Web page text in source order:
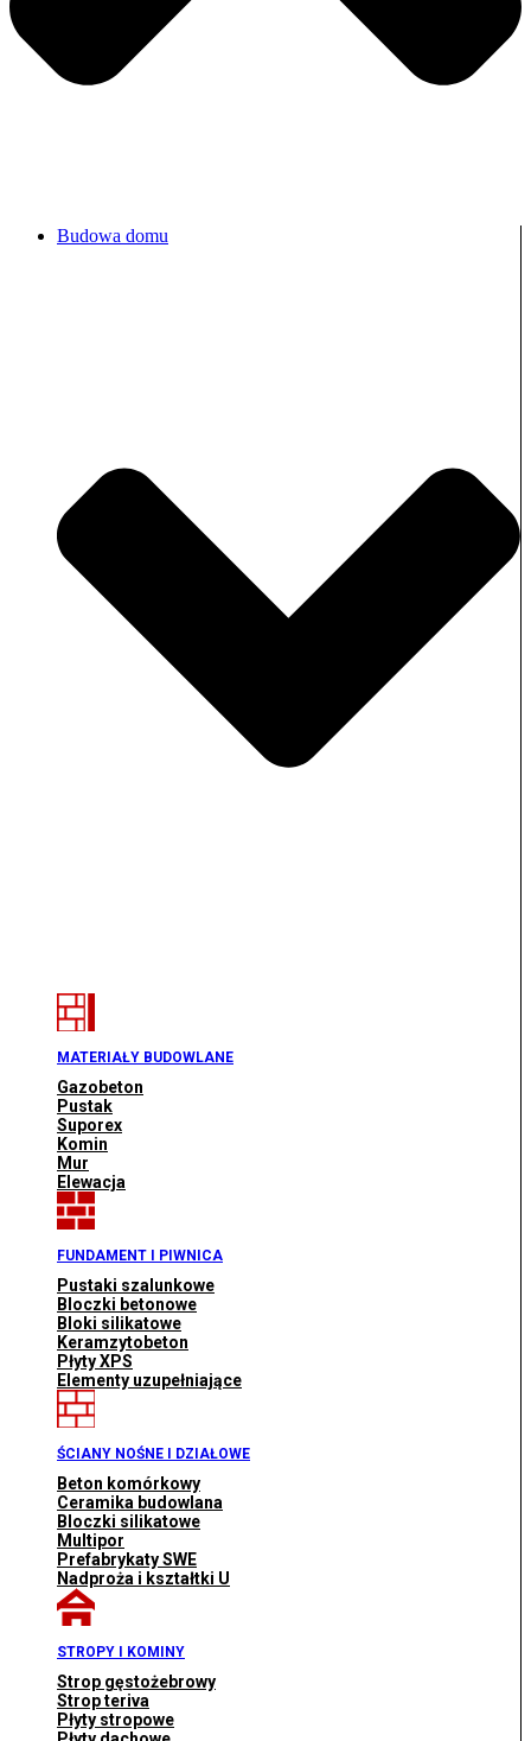
Budowa domu
MATERIAŁY BUDOWLANE
Gazobeton
Pustak
Suporex
Komin
Mur
Elewacja
FUNDAMENT I PIWNICA
Pustaki szalunkowe
Bloczki betonowe
Bloki silikatowe
Keramzytobeton
Płyty XPS
Elementy uzupełniające
ŚCIANY NOŚNE I DZIAŁOWE
Beton komórkowy
Ceramika budowlana
Bloczki silikatowe
Multipor
Prefabrykaty SWE
Nadproża i kształtki U
STROPY I KOMINY
Strop gęstożebrowy
Strop teriva
Płyty stropowe